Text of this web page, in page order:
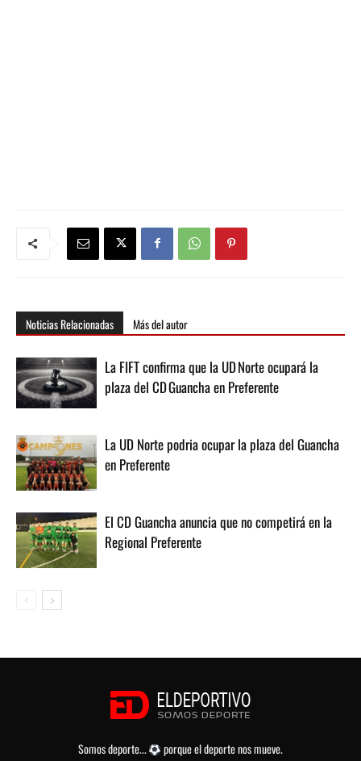
Noticias Relacionadas Más del autor
La FIFT confirma que la UD Norte ocupará la
plaza del CD Guancha en Preferente
La UD Norte podria ocupar la plaza del Guancha
en Preferente
El CD Guancha anuncia que no competirá en la
Regional Preferente
Somos deporte... porque el deporte nos mueve.